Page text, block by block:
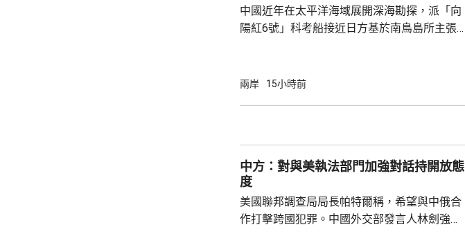
中國近年在太平洋海域展開深海勘探，派「向
陽紅6號」科考船接近日方基於南鳥島所主張
林劍回應說，中方開展的海洋科研活動服務是
平洋區域，林劍強調，中國一貫奉行防禦性國
防政策，中國軍艦在有關海域活動完全符...
兩岸 15小時前
中方：對與美執法部門加強對話持開放態
度
美國聯邦調查局局長帕特爾稱，希望與中俄合
作打擊跨國犯罪。中國外交部發言人林劍強